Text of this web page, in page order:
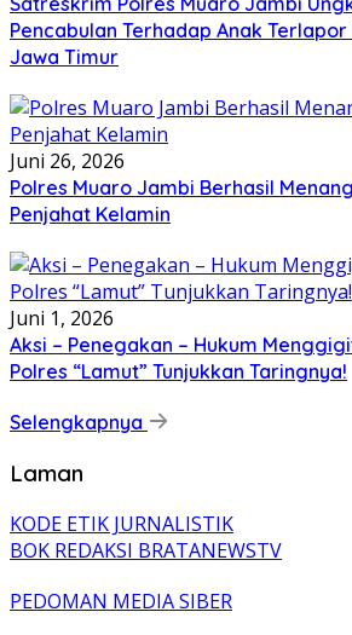
Pencabulan Terhadap Anak
Jawa Timur
Juni 26, 2026
Polres Muaro Jambi Berhasil
Penjahat Kelamin
Juni 1, 2026
Aksi – Penegakan – Hukum
Polres “Lamut” Tunjukkan Taringnya!
Selengkapnya
Laman
KODE ETIK JURNALISTIK
BOK REDAKSI BRATANEWSTV
PEDOMAN MEDIA SIBER